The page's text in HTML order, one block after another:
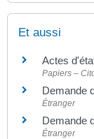
Et aussi
Actes
Papiers –
Demande
Étranger
Demande
Étranger